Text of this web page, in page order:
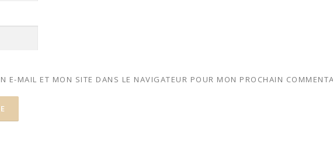
E-MAIL ET MON SITE DANS LE NAVIGATEUR POUR MON PROCHAIN